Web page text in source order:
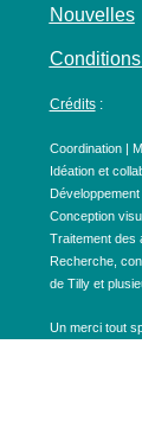
Nouvelles
Crédits:
Coordination |
Idéation et
Conception
Traitement des
Recherche,
de Tilly et
Un merci tout